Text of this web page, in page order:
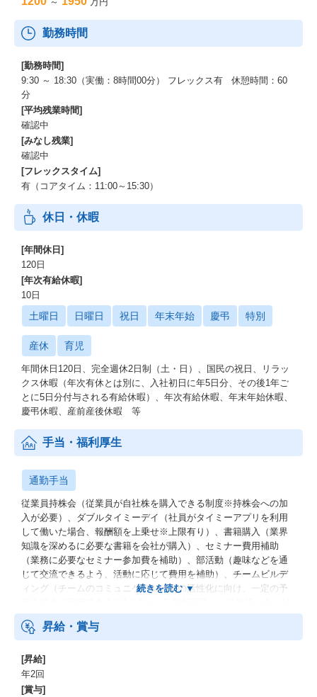
勤務時間
[勤務時間]
9:30 ～ 18:30（実働：8時間00分） フレックス有 休憩時間：60
分
[平均残業時間]
確認中
[みなし残業]
確認中
[フレックスタイム]
有（コアタイム：11:00～15:30）
休日・休暇
[年間休日]
120日
[年次有給休暇]
10日
土曜日 日曜日 祝日 年末年始 慶弔 特別
産休 育児
年間休日120日、完全週休2日制（土・日）、国民の祝日、リラッ
クス休暇（年次有休とは別に、入社初日に年5日分、その後1年ご
とに5日分付与される有給休暇）、年次有給休暇、年末年始休暇、
慶弔休暇、産前産後休暇 等
手当・福利厚生
通勤手当
従業員持株会（従業員が自社株を購入できる制度※持株会への加
入が必要）、ダブルタイミーデイ（社員がタイミーアプリを利用
して働いた場合、報酬額を上乗せ※上限有り）、書籍購入（業界
知識を深めるに必要な書籍を会社が購入）、セミナー費用補助
（業務に必要なセミナー参加費を補助）、部活動（趣味などを通
じて交流できるよう、活動に応じて費用を補助）、チームビルデ
ィング（チームのコミュニケーションの活性化に向け、一定の予
婚した従業員に祝い金を支給） 等
昇給・賞与
[昇給]
年2回
[賞与]